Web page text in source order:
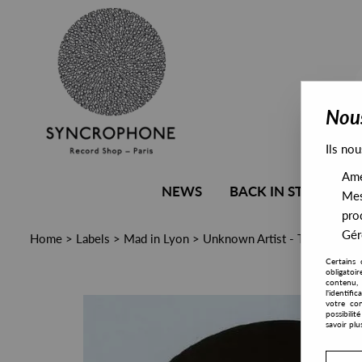
NEWS BACK IN STOCK
Home > Labels > Mad in Lyon > Unknown Artist - T2
Ils
Certains
contenu,
votre
savoir